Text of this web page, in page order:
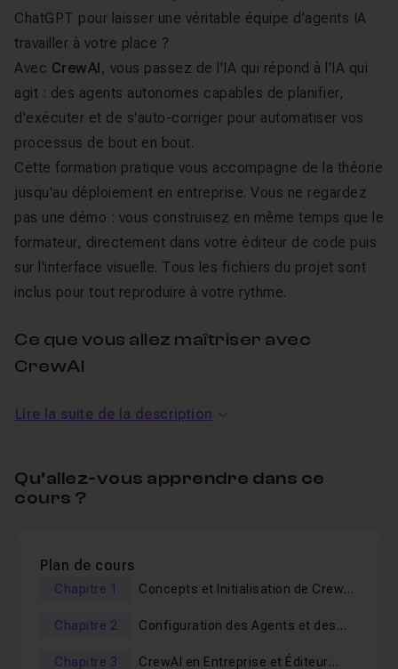
ChatGPT pour laisser une véritable équipe d'agents IA
travailler à votre place ?
Avec CrewAI , vous passez de l'IA qui répond à l'IA qui
agit : des agents autonomes capables de planifier,
d'exécuter et de s'auto-corriger pour automatiser vos
processus de bout en bout.
Cette formation pratique vous accompagne de la théorie
jusqu'au déploiement en entreprise. Vous ne regardez
pas une démo : vous construisez en même temps que le
formateur, directement dans votre éditeur de code puis
sur l'interface visuelle. Tous les fichiers du projet sont
inclus pour tout reproduire à votre rythme.
Ce que vous allez maîtriser avec
CrewAI
Installer un environnement propre :
Coder vos premiers agents IA : définir des rôles,
des objectifs et des backstories dans des fichiers
un agent chercheur et un agent rédacteur dans un
processus séquentiel pour produire un livrable concret,
ici une newsletter prête à l'envoi.
Lire la suite de la description
Qu’allez-vous apprendre dans ce
cours ?
Plan de cours
Chapitre 1
Concepts et Initialisation de CrewAI
Chapitre 2
Configuration des Agents et des
Chapitre 3
CrewAI en Entreprise et Éditeur